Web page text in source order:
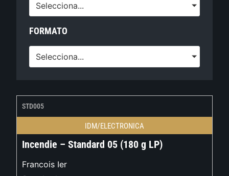
Selecciona...
FORMATO
Selecciona...
STD005
IDM/ELECTRONICA
Incendie – Standard 05 (180 g LP)
Francois Ier